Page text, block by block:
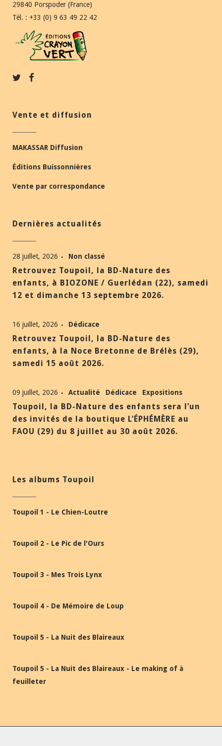
29840 Porspoder (France)
Tél. : +33 (0) 9 63 49 22 42
Vente et diffusion
MAKASSAR Diffusion
Éditions Buissonnières
Vente par correspondance
Dernières actualités
28 juillet, 2026 Non classé
Retrouvez Toupoil, la BD-Nature des
enfants, à BIOZONE / Guerlédan (22), samedi
12 et dimanche 13 septembre 2026.
16 juillet, 2026 Dédicace
Retrouvez Toupoil, la BD-Nature des
enfants, à la Noce Bretonne de Brélès (29),
samedi 15 août 2026.
09 juillet, 2026 Actualité Dédicace Expositions
Toupoil, la BD-Nature des enfants sera l’un
des invités de la boutique L’ÉPHÉMÈRE au
FAOU (29) du 8 juillet au 30 août 2026.
Les albums Toupoil
Toupoil 1 - Le Chien-Loutre
Toupoil 2 - Le Pic de l'Ours
Toupoil 3 - Mes Trois Lynx
Toupoil 4 - De Mémoire de Loup
Toupoil 5 - La Nuit des Blaireaux
Toupoil 5 - La Nuit des Blaireaux - Le making of à
feuilleter